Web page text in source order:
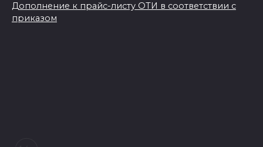
Дополнение к прайс-листу ОТИ в соответствии с
приказом